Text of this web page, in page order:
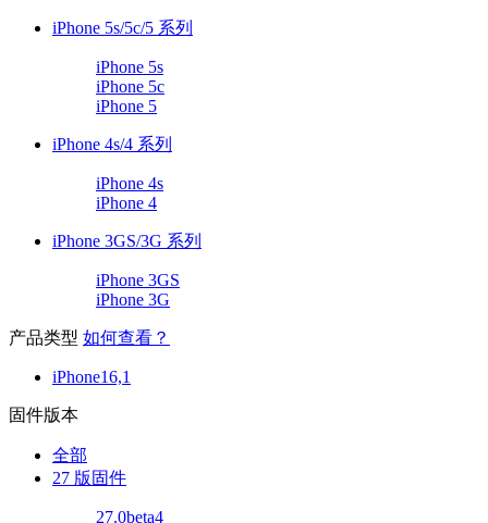
iPhone 5s/5c/5 系列
iPhone 5s
iPhone 5c
iPhone 5
iPhone 4s/4 系列
iPhone 4s
iPhone 4
iPhone 3GS/3G 系列
iPhone 3GS
iPhone 3G
产品类型 如何查看？
iPhone16,1
固件版本
全部
27 版固件
27.0beta4